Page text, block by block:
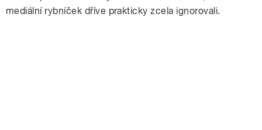
mediální rybníček dříve prakticky zcela ignorovali.